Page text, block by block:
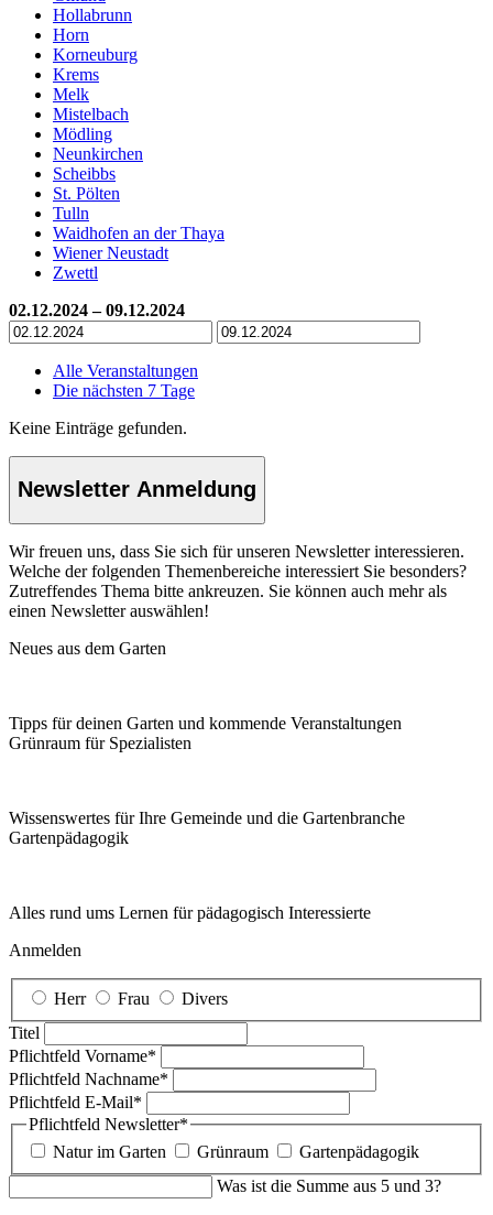
Hollabrunn
Horn
Korneuburg
Krems
Melk
Mistelbach
Mödling
Neunkirchen
Scheibbs
St. Pölten
Tulln
Waidhofen an der Thaya
Wiener Neustadt
Zwettl
02.12.2024 – 09.12.2024
Alle Veranstaltungen
Die nächsten 7 Tage
Keine Einträge gefunden.
Newsletter Anmeldung
Wir freuen uns, dass Sie sich für unseren Newsletter interessieren.
Welche der folgenden Themenbereiche interessiert Sie besonders?
Zutreffendes Thema bitte ankreuzen. Sie können auch mehr als
einen Newsletter auswählen!
Neues aus dem Garten
Tipps für deinen Garten und kommende Veranstaltungen
Grünraum für Spezialisten
Wissenswertes für Ihre Gemeinde und die Gartenbranche
Garten­pädagogik
Alles rund ums Lernen für pädagogisch Interessierte
Anmelden
Herr Frau
Divers
Titel
Pflichtfeld Vorname*
Pflichtfeld Nachname*
Pflichtfeld E-Mail*
Pflichtfeld Newsletter*
Natur im Garten
Grünraum
Gartenpädagogik
Was ist die Summe aus 5 und 3?